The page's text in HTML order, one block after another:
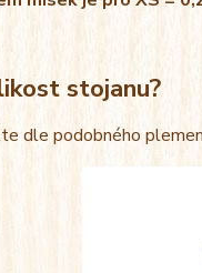
stojanu?
dle podobného